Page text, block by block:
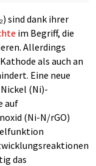
sind dank ihrer
im Begriff, die
Allerdings
als auch an
Eine neue
(Ni)-
auf
(Ni-N/rGO)
das